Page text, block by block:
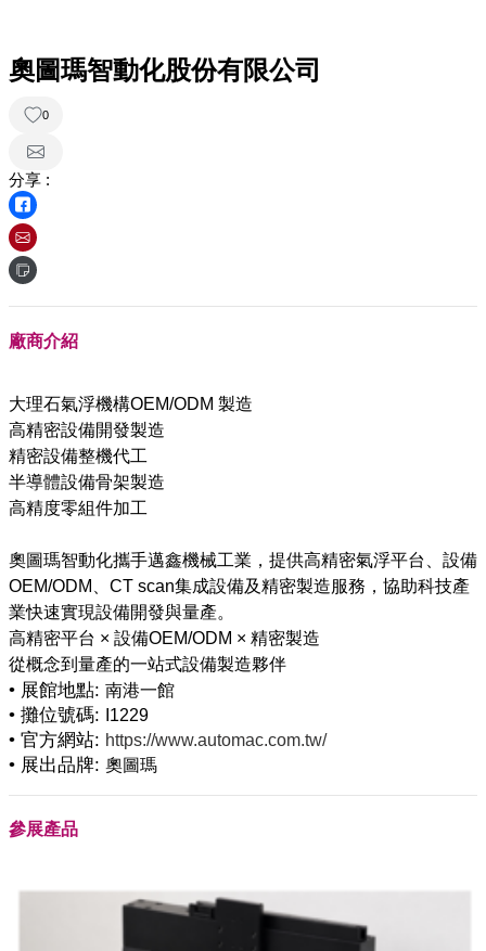
奧圖瑪智動化股份有限公司
0
分享 :
廠商介紹
大理石氣浮機構OEM/ODM 製造
高精密設備開發製造
精密設備整機代工
半導體設備骨架製造
高精度零組件加工
奧圖瑪智動化攜手邁鑫機械工業，提供高精密氣浮平台、設備
OEM/ODM、CT scan集成設備及精密製造服務，協助科技產
業快速實現設備開發與量產。
高精密平台 × 設備OEM/ODM × 精密製造
• 展館地點: 南港一館
• 攤位號碼: I1229
• 官方網站: https://www.automac.com.tw/
• 展出品牌: 奧圖瑪
參展產品